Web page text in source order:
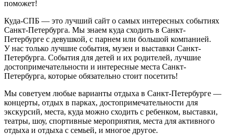
поможет!
Куда-СПБ — это лучший сайт о самых интересных событиях
Санкт-Петербурга. Мы знаем куда сходить в Санкт-
Петербурге с девушкой, с парнем или большой компанией.
У нас только лучшие события, музеи и выставки Санкт-
Петербурга. События для детей и их родителей, лучшие
достопримечательности и интересные места Санкт-
Петербурга, которые обязательно стоит посетить!
Мы советуем любые варианты отдыха в Санкт-Петербурге —
концерты, отдых в парках, достопримечательности для
экскурсий, места, куда можно сходить с ребенком, выставки,
театры, шоу, спортивные мероприятия, места для активного
отдыха и отдыха с семьей, и многое другое.